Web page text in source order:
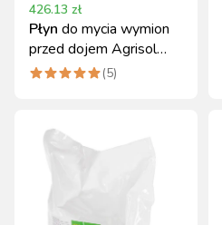
426.13 zł
Płyn do mycia wymion
przed dojem Agrisol
PreClean 69 20 kg
(5)